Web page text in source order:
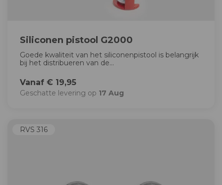
Siliconen pistool G2000
Goede kwaliteit van het siliconenpistool is belangrijk
bij het distribueren van de...
Vanaf € 19,95
Geschatte levering op 17 Aug
RVS 316